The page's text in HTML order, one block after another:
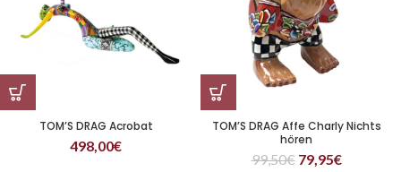
TOM’S DRAG Acrobat
498,00€
TOM’S DRAG Affe Charly Nichts
hören
99,50€ 79,95€